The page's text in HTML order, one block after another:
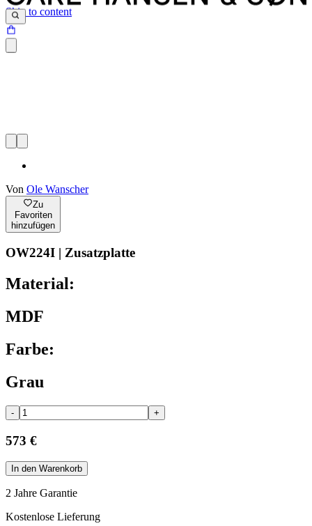
Skip to content
Von Ole Wanscher
Zu
Favoriten
hinzufügen
OW224I | Zusatzplatte
Material:
MDF
Farbe:
Grau
- +
573 €
In den Warenkorb
2 Jahre Garantie
Kostenlose Lieferung